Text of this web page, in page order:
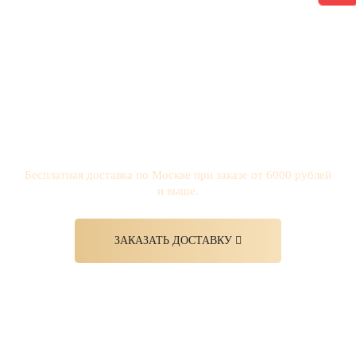
Бесплатная доставка по Москве при заказе от 6000 рублей
и выше.
ЗАКАЗАТЬ ДОСТАВКУ